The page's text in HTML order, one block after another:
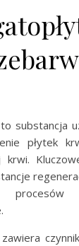
substancja
płytek
procesów